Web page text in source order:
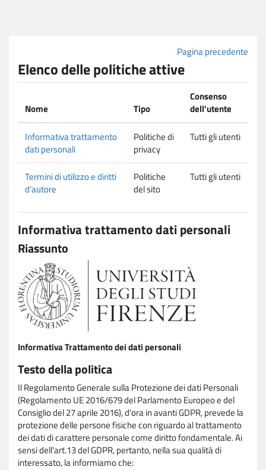
Pagina precedente
Elenco delle politiche attive
Nome Tipo
Consenso
dell'utente
Informativa trattamento
dati personali
Politiche di
privacy
Tutti gli utenti
Termini di utilizzo e diritti
d'autore
Politiche
del sito
Tutti gli utenti
Informativa trattamento dati personali
Riassunto
Informativa Trattamento dei dati personali
Testo della politica
Il Regolamento Generale sulla Protezione dei dati Personali
(Regolamento UE 2016/679 del Parlamento Europeo e del
Consiglio del 27 aprile 2016), d'ora in avanti GDPR, prevede la
protezione delle persone fisiche con riguardo al trattamento
dei dati di carattere personale come diritto fondamentale. Ai
sensi dell'art.13 del GDPR, pertanto, nella sua qualità di
interessato, la informiamo che: